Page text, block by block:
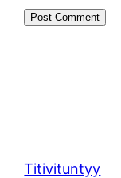
Titivituntyy